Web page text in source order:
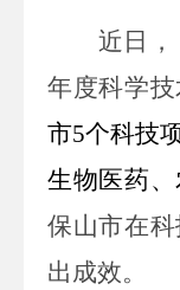
近日
年度科学
市5个科技
生物医药
保山市在
出成效。